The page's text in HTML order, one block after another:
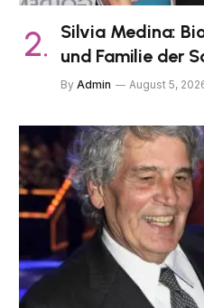
Silvia Medina:
und Familie der
By Admin August 5,